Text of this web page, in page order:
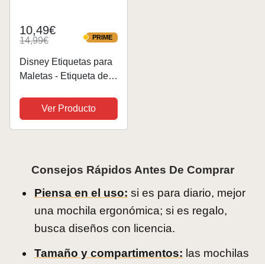
10,49€
14,99€ PRIME
PRIME
Disney Etiquetas para
Maletas - Etiqueta de
Equipaje para Viajes
Accesorios (Verde
Baby Yoda)
Ver Producto
Consejos Rápidos Antes De Comprar
Piensa en el uso: si es para diario, mejor
una mochila ergonómica; si es regalo,
busca diseños con licencia.
Tamaño y compartimentos: las mochilas